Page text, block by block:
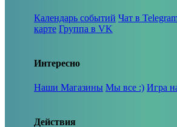
Календарь событий Чат в
карте Группа в VK
Интересно
Наши Магазины Мы все :) Игра
Действия